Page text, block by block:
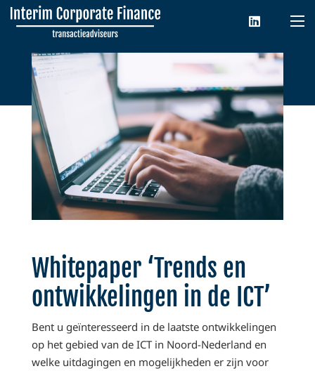
Whitepaper ‘Trends en
ontwikkelingen in de ICT’
Bent u geïnteresseerd in de laatste ontwikkelingen
op het gebied van de ICT in Noord-Nederland en
welke uitdagingen en mogelijkheden er zijn voor